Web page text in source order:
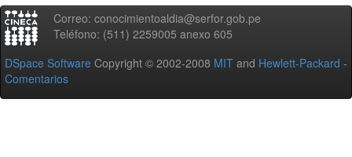
Correo: conocimientoaldia@serfor.gob.pe
Teléfono: (511) 2259005 anexo 605
DSpace Software Copyright © 2002-2008 MIT and Hewlett-Packard -
Comentarios